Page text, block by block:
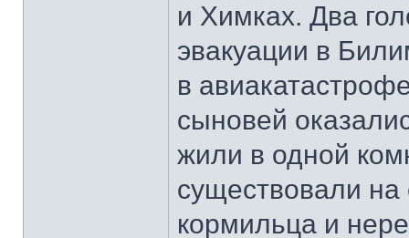
и Химках. Два
эвакуации в
в
сыновей
жили в одной
существовали
кормильца и